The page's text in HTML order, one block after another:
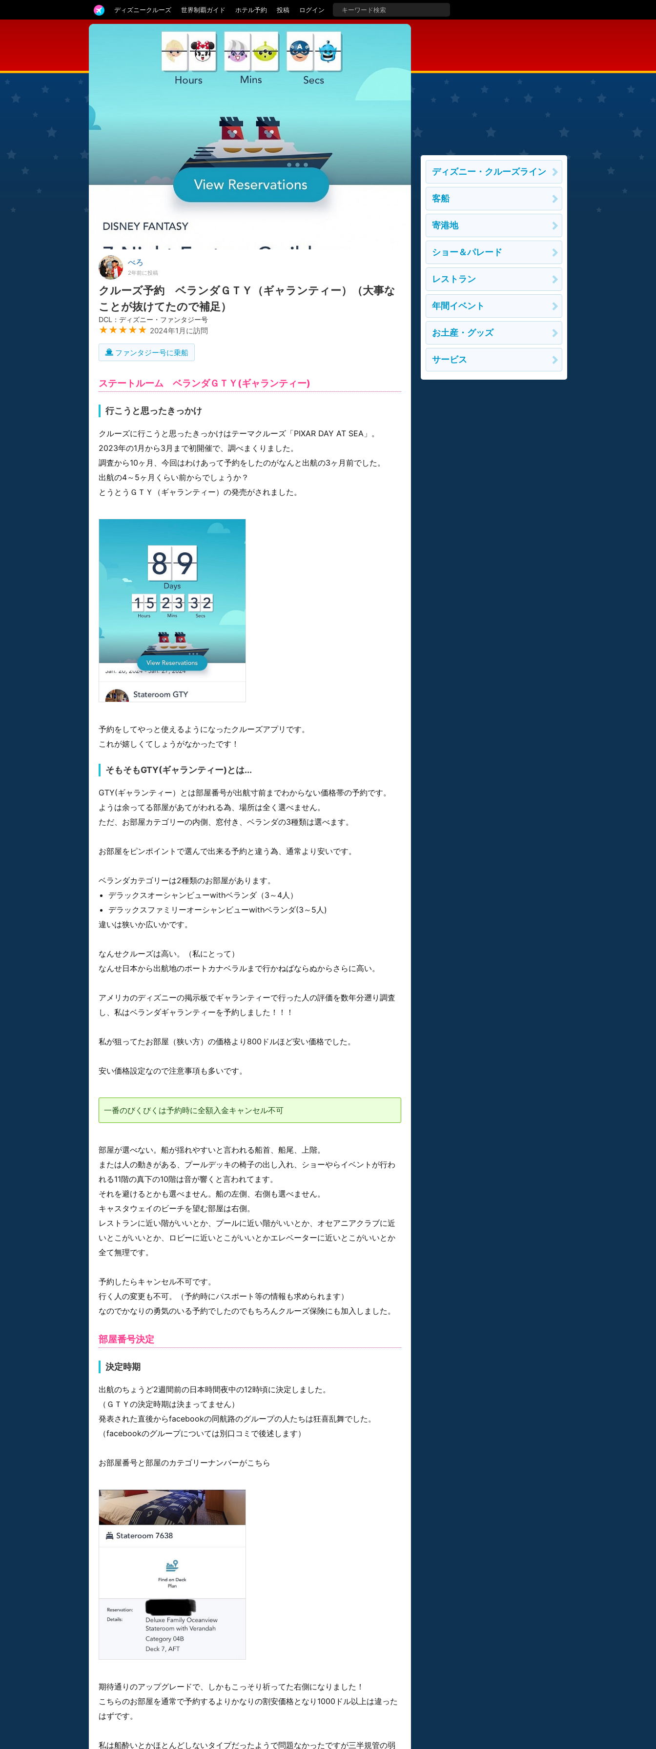
ディズニークルーズ 世界制覇ガイド ホテル予約 投稿 ログイン
べろ
2年前に投稿
クルーズ予約 ベランダＧＴＹ（ギャランティー）（大事な
ことが抜けてたので補足）
DCL：ディズニー・ファンタジー号
★★★★★ 2024年1月に訪問
ファンタジー号に乗船
ステートルーム ベランダＧＴＹ(ギャランティー)
行こうと思ったきっかけ
クルーズに行こうと思ったきっかけはテーマクルーズ「PIXAR DAY AT SEA」。
2023年の1月から3月まで初開催で、調べまくりました。
調査から10ヶ月、今回はわけあって予約をしたのがなんと出航の3ヶ月前でした。
出航の4～5ヶ月くらい前からでしょうか？
とうとうＧＴＹ（ギャランティー）の発売がされました。
予約をしてやっと使えるようになったクルーズアプリです。
これが嬉しくてしょうがなかったです！
そもそもGTY(ギャランティー)とは...
GTY(ギャランティー）とは部屋番号が出航寸前までわからない価格帯の予約です。
ようは余ってる部屋があてがわれる為、場所は全く選べません。
ただ、お部屋カテゴリーの内側、窓付き、ベランダの3種類は選べます。
お部屋をピンポイントで選んで出来る予約と違う為、通常より安いです。
ベランダカテゴリーは2種類のお部屋があります。
デラックスオーシャンビューwithベランダ（3～4人）
デラックスファミリーオーシャンビューwithベランダ(3～5人)
違いは狭いか広いかです。
なんせクルーズは高い。（私にとって）
なんせ日本から出航地のポートカナベラルまで行かねばならぬからさらに高い。
アメリカのディズニーの掲示板でギャランティーで行った人の評価を数年分遡り調査
し、私はベランダギャランティーを予約しました！！！
私が狙ってたお部屋（狭い方）の価格より800ドルほど安い価格でした。
安い価格設定なので注意事項も多いです。
一番のびくびくは予約時に全額入金キャンセル不可
部屋が選べない。船が揺れやすいと言われる船首、船尾、上階。
または人の動きがある、プールデッキの椅子の出し入れ、ショーやらイベントが行わ
れる11階の真下の10階は音が響くと言われてます。
それを避けるとかも選べません。船の左側、右側も選べません。
キャスタウェイのビーチを望む部屋は右側。
レストランに近い階がいいとか、プールに近い階がいいとか、オセアニアクラブに近
いとこがいいとか、ロビーに近いとこがいいとかエレベーターに近いとこがいいとか
全て無理です。
予約したらキャンセル不可です。
行く人の変更も不可。（予約時にパスポート等の情報も求められます）
なのでかなりの勇気のいる予約でしたのでもちろんクルーズ保険にも加入しました。
部屋番号決定
決定時期
出航のちょうど2週間前の日本時間夜中の12時頃に決定しました。
（ＧＴＹの決定時期は決まってません）
発表された直後からfacebookの同航路のグループの人たちは狂喜乱舞でした。
（facebookのグループについては別口コミで後述します）
お部屋番号と部屋のカテゴリーナンバーがこちら
期待通りのアップグレードで、しかもこっそり祈ってた右側になりました！
こちらのお部屋を通常で予約するよりかなりの割安価格となり1000ドル以上は違った
はずです。
私は船酔いとかほとんどしないタイプだったようで問題なかったですが三半規管の弱
ディズニー・クルーズライン
客船
寄港地
ショー＆パレード
レストラン
年間イベント
お土産・グッズ
サービス